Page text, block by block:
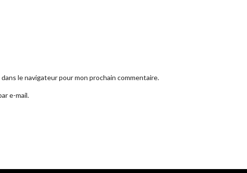
le navigateur pour mon prochain commentaire.
e-mail.